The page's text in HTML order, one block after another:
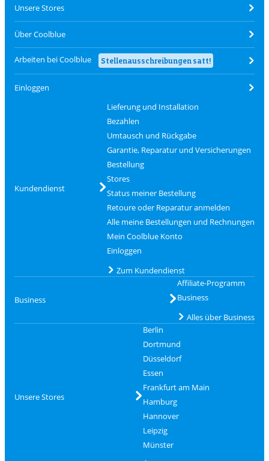
Unsere Stores
Über Coolblue
Arbeiten bei Coolblue Stellenausschreibungen satt!
Einloggen
Kundendienst
Lieferung und Installation
Bezahlen
Umtausch und Rückgabe
Garantie, Reparatur und Versicherungen
Bestellung
Stores
Status meiner Bestellung
Retoure oder Reparatur anmelden
Alle meine Bestellungen und Rechnungen
Mein Coolblue Konto
Einloggen
Zum Kundendienst
Business
Affiliate-Programm
Business
Alles über Business
Unsere Stores
Berlin
Dortmund
Düsseldorf
Essen
Frankfurt am Main
Hamburg
Hannover
Leipzig
Münster